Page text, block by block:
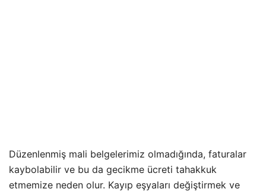
Düzenlenmiş mali belgelerimiz olmadığında, faturalar
kaybolabilir ve bu da gecikme ücreti tahakkuk
etmemize neden olur. Kayıp eşyaları değiştirmek ve